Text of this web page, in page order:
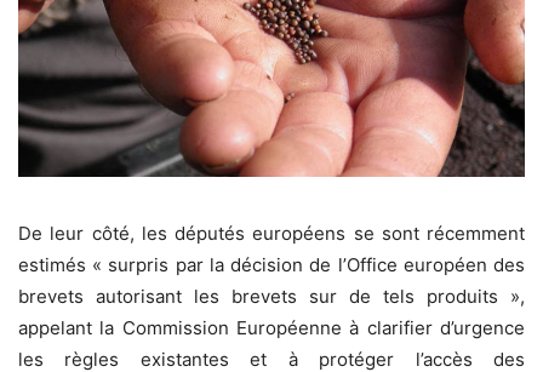
De leur côté, les députés européens se sont récemment
estimés « surpris par la décision de l’Office européen des
brevets autorisant les brevets sur de tels produits »,
appelant la Commission Européenne à clarifier d’urgence
les règles existantes et à protéger l’accès des